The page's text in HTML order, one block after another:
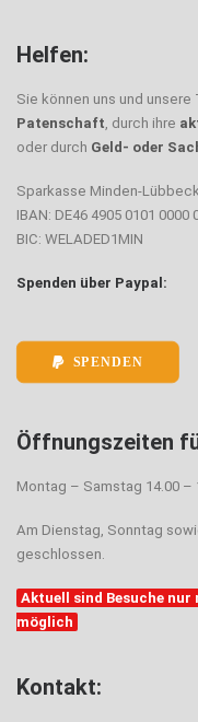
Helfen:
Sie können uns und
Patenschaft, durch ihre
oder durch Geld- oder
Sparkasse Minden-
IBAN: DE46 4905 0101 0000
BIC: WELADED1MIN
Spenden über Paypal:
SPENDEN
Öffnungszeiten
Montag – Samstag 14.00 –
Am Dienstag, Sonntag
geschlossen.
Aktuell sind Besuche
möglich
Kontakt: